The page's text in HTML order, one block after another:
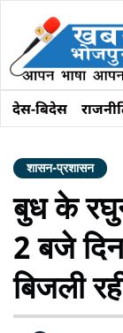
देस-बिदेस
शासन-प्रशासन
बुध के
2 बजे
बिजली